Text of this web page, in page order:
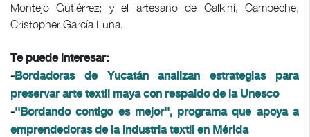
Montejo Gutiérrez; y el artesano de Calkiní, Campeche,
Cristopher García Luna.
Te puede interesar:
-Bordadoras de Yucatán analizan estrategias para
preservar arte textil maya con respaldo de la Unesco
-''Bordando contigo es mejor'', programa que apoya a
emprendedoras de la industria textil en Mérida